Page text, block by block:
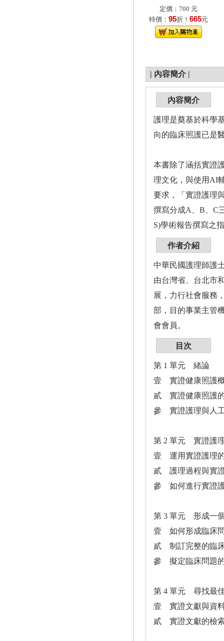
定價：700 元
特價： 95折！ 665元
| 內容簡介 |
內容簡介
護理是奠基於科學
向的臨床照護已是
本書除了涵括實證
理文化，與使用AI
要求，「實證護理
撰寫分成A、B、C
S)學術報告撰寫之
作者介紹
中華民國護理師護
由台灣省、台北市
展，力行社會服務
部，目的事業主管
會會員。
目次
第 1 單元 緒論
壹 實證健康照護
貳 實證健康照護
參 實證護理與人
第 2 單元 實證護
壹 運用實證護理
貳 護理過程與實
參 如何進行實證
第 3 單元 形成一
壹 如何形成臨床
貳 制訂完整的臨
參 擬定臨床問題
第 4 單元 尋找最
壹 實證文獻與資
貳 實證文獻的檢